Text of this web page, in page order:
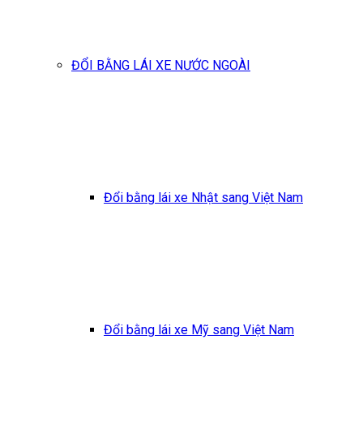
ĐỔI BẰNG LÁI XE NƯỚC NGOÀI
Đổi bằng lái xe Nhật sang Việt Nam
Đổi bằng lái xe Mỹ sang Việt Nam